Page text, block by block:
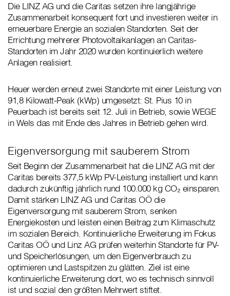
Die LINZ AG und die Caritas setzen ihre langjährige
Zusammenarbeit konsequent fort und investieren weiter in
erneuerbare Energie an sozialen Standorten. Seit der
Errichtung mehrerer Photovoltaikanlagen an Caritas-
Standorten im Jahr 2020 wurden kontinuierlich weitere
Anlagen realisiert.
Heuer werden erneut zwei Standorte mit einer Leistung von
91,8 Kilowatt-Peak (kWp) umgesetzt: St. Pius 10 in
Peuerbach ist bereits seit 12. Juli in Betrieb, sowie WEGE
in Wels das mit Ende des Jahres in Betrieb gehen wird.
Eigenversorgung mit sauberem Strom
Seit Beginn der Zusammenarbeit hat die LINZ AG mit der
Caritas bereits 377,5 kWp PV-Leistung installiert und kann
dadurch zukünftig jährlich rund 100.000 kg CO₂ einsparen.
Damit stärken LINZ AG und Caritas OÖ die
Eigenversorgung mit sauberem Strom, senken
Energiekosten und leisten einen Beitrag zum Klimaschutz
im sozialen Bereich. Kontinuierliche Erweiterung im Fokus
Caritas OÖ und Linz AG prüfen weiterhin Standorte für PV-
und Speicherlösungen, um den Eigenverbrauch zu
optimieren und Lastspitzen zu glätten. Ziel ist eine
kontinuierliche Erweiterung dort, wo es technisch sinnvoll
ist und sozial den größten Mehrwert stiftet.